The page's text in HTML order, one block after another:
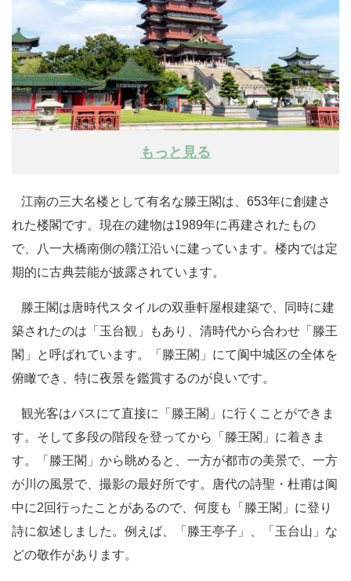
もっと見る
江南の三大名楼として有名な滕王閣は、653年に創建さ
れた楼閣です。現在の建物は1989年に再建されたもの
で、八一大橋南側の贛江沿いに建っています。楼内では定
期的に古典芸能が披露されています。
滕王閣は唐時代スタイルの双垂軒屋根建築で、同時に建
築されたのは「玉台観」もあり、清時代から合わせ「滕王
閣」と呼ばれています。「滕王閣」にて阆中城区の全体を
俯瞰でき、特に夜景を鑑賞するのが良いです。
観光客はバスにて直接に「滕王閣」に行くことができま
す。そして多段の階段を登ってから「滕王閣」に着きま
す。「滕王閣」から眺めると、一方が都市の美景で、一方
が川の風景で、撮影の最好所です。唐代の詩聖・杜甫は阆
中に2回行ったことがあるので、何度も「滕王閣」に登り
詩に叙述しました。例えば、「滕王亭子」、「玉台山」な
どの敬作があります。